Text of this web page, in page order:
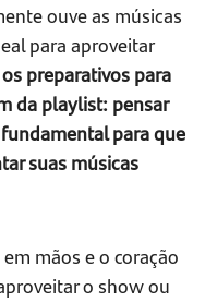
ouve as músicas
para aproveitar
os preparativos para
da playlist: pensar
para que
suas músicas
mãos e o coração
o show ou